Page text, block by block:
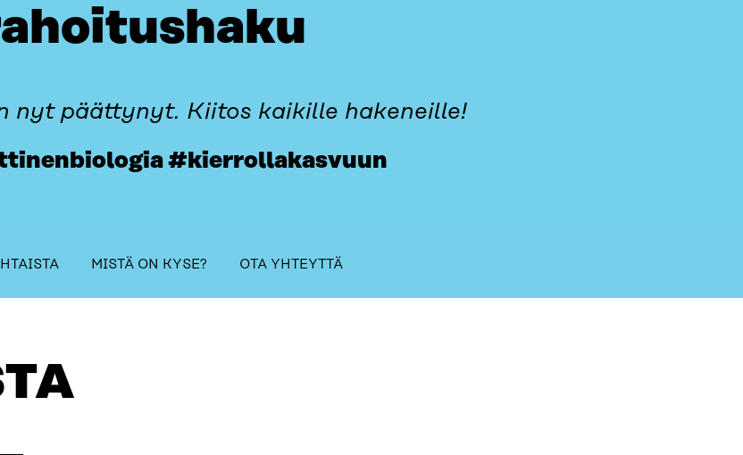
nyt päättynyt. Kiitos kaikille hakeneille!
#kierrollakasvuun
table_of_contents
MISTÄ ON KYSE? OTA YHTEYTTÄ